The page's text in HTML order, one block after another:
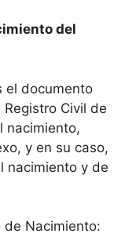
del
el documento
Civil de
nacimiento,
y en su caso,
nacimiento y de
Nacimiento: